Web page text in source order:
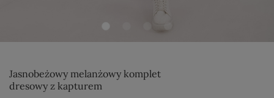
Jasnobeżowy melanżowy komplet
dresowy z kapturem